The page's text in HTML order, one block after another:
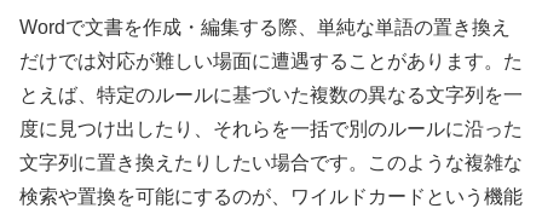
Wordで文書を作成・編集する際、単純な単語の置き換え
だけでは対応が難しい場面に遭遇することがあります。た
とえば、特定のルールに基づいた複数の異なる文字列を一
度に見つけ出したり、それらを一括で別のルールに沿った
文字列に置き換えたりしたい場合です。このような複雑な
検索や置換を可能にするのが、ワイルドカードという機能